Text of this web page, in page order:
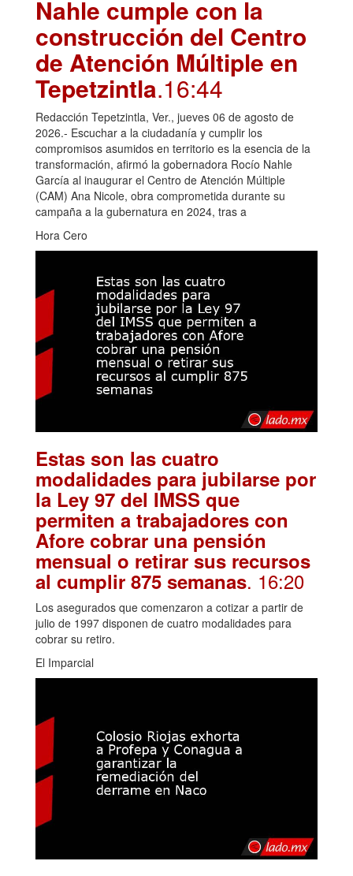
Nahle cumple con la
construcción del Centro
de Atención Múltiple en
Tepetzintla.16:44
Redacción Tepetzintla, Ver., jueves 06 de agosto de
2026.- Escuchar a la ciudadanía y cumplir los
compromisos asumidos en territorio es la esencia de la
transformación, afirmó la gobernadora Rocío Nahle
García al inaugurar el Centro de Atención Múltiple
(CAM) Ana Nicole, obra comprometida durante su
campaña a la gubernatura en 2024, tras a
Hora Cero
Estas son las cuatro
modalidades para jubilarse por
la Ley 97 del IMSS que
permiten a trabajadores con
Afore cobrar una pensión
mensual o retirar sus recursos
al cumplir 875 semanas. 16:20
Los asegurados que comenzaron a cotizar a partir de
julio de 1997 disponen de cuatro modalidades para
cobrar su retiro.
El Imparcial